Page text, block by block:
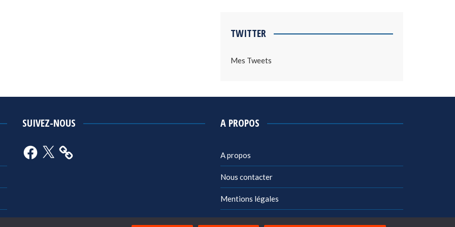
TWITTER
Mes Tweets
SUIVEZ-NOUS
Facebook
X
A PROPOS
A propos
Nous contacter
Mentions légales
Politique de confidentialité